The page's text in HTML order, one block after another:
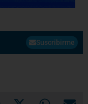
Suscribirme